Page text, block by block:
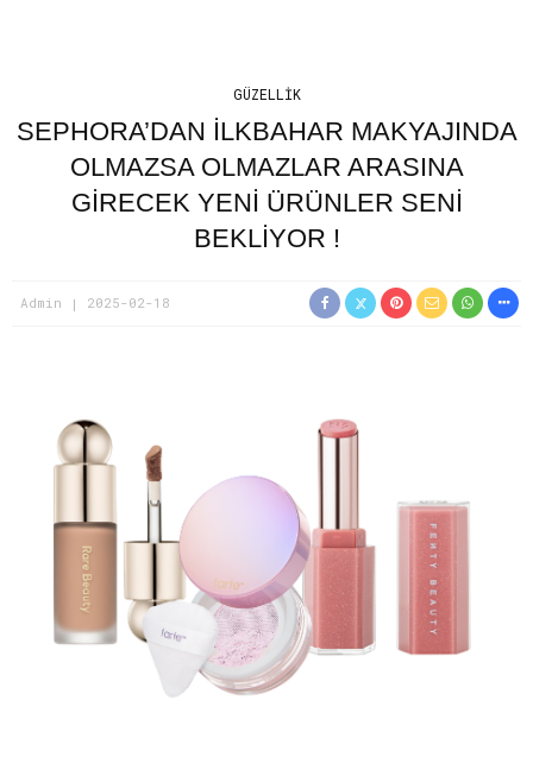
GÜZELLIK
SEPHORA’DAN İLKBAHAR MAKYAJINDA
OLMAZSA OLMAZLAR ARASINA
GIRECEK YENI ÜRÜNLER SENI
BEKLIYOR !
Admin 2025-02-18